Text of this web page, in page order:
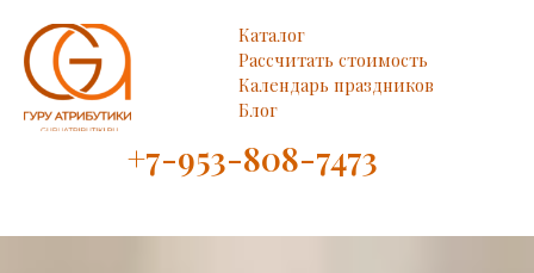
Каталог
Рассчитать стоимость
Календарь праздников
Блог
+7-953-808-7473